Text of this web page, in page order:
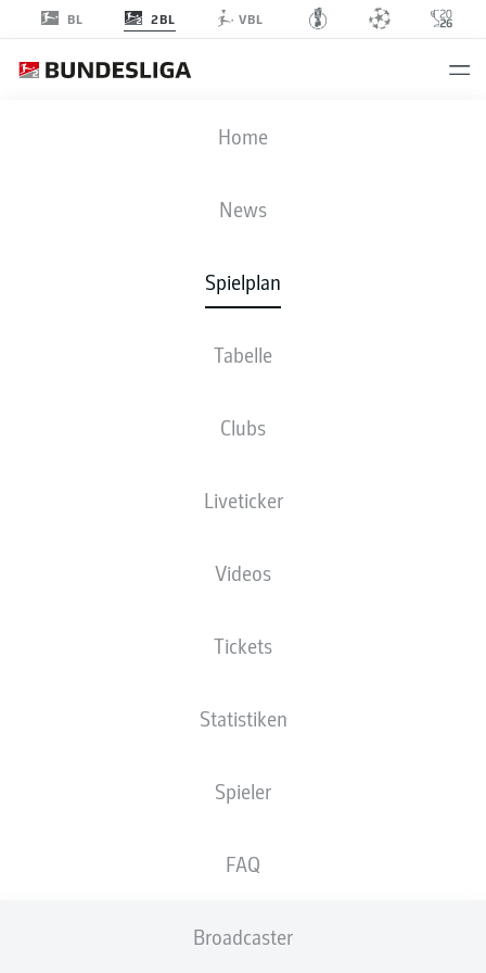
BL 2BL VBL
Home
News
Spielplan
Tabelle
Clubs
Liveticker
Videos
Tickets
Statistiken
Spieler
FAQ
Broadcaster
FCK
AUFSTELLUNGEN
0 0